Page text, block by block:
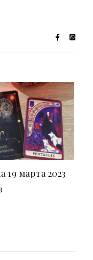
19 марта 2023